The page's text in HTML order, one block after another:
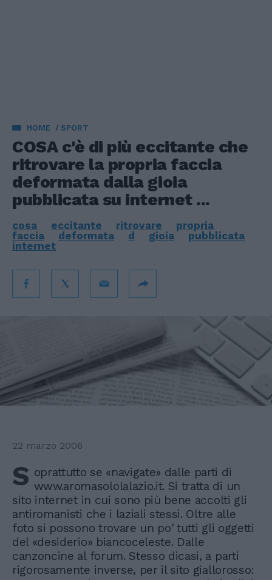
HOME SPORT
COSA c'è di più eccitante che
ritrovare la propria faccia
deformata dalla gioia
pubblicata su internet ...
cosa eccitante ritrovare
propria
faccia
deformata d gioia
pubblicata
internet
22 marzo 2006
S oprattutto se «navigate» dalle parti di
www.aromasololalazio.it. Si tratta di un
sito internet in cui sono più bene accolti gli
antiromanisti che i laziali stessi. Oltre alle
foto si possono trovare un po' tutti gli oggetti
del «desiderio» biancoceleste. Dalle
canzoncine al forum. Stesso dicasi, a parti
rigorosamente inverse, per il sito giallorosso: